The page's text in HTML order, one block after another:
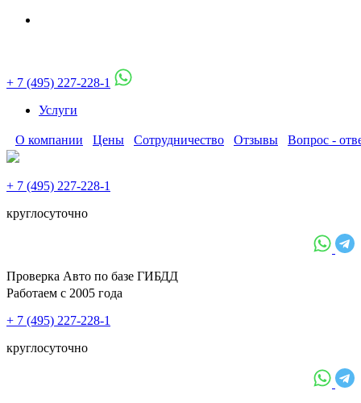
+ 7 (495) 227-228-1
Услуги
О компании Цены Сотрудничество Отзывы Вопрос -
+ 7 (495) 227-228-1
круглосуточно
Проверка Авто по базе ГИБДД
Работаем с 2005 года
+ 7 (495) 227-228-1
круглосуточно